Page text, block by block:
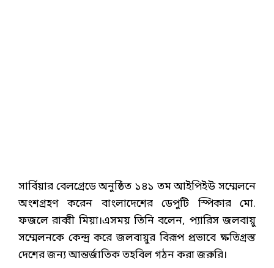
সার্বিয়ার বেলগ্রেডে অনুষ্ঠিত ১৪১ তম আইপিইউ সম্মেলনে
অংশগ্রহণ করেন বাংলাদেশের ডেপুটি স্পিকার মো.
ফজলে রাব্বী মিয়া।এসময় তিনি বলেন, প্যারিস জলবায়ু
সম্মেলনকে কেন্দ্র করে জলবায়ুর বিরূপ প্রভাবে ক্ষতিগ্রস্ত
দেশের জন্য আন্তর্জাতিক তহবিল গঠন করা জরুরি।